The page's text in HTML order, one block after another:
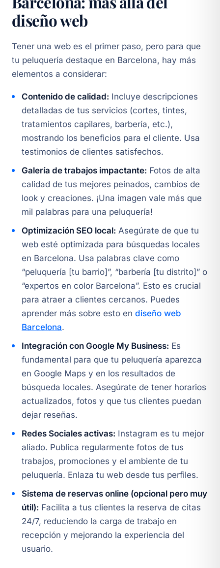
diseño web
Tener una web es el primer paso, pero para que
tu peluquería destaque en Barcelona, hay más
elementos a considerar:
Contenido de calidad: Incluye descripciones
detalladas de tus servicios (cortes, tintes,
tratamientos capilares, barbería, etc.),
mostrando los beneficios para el cliente. Usa
testimonios de clientes satisfechos.
Galería de trabajos impactante: Fotos de alta
calidad de tus mejores peinados, cambios de
look y creaciones. ¡Una imagen vale más que
mil palabras para una peluquería!
Optimización SEO local: Asegúrate de que tu
web esté optimizada para búsquedas locales
en Barcelona. Usa palabras clave como
“peluquería [tu barrio]”, “barbería [tu distrito]” o
“expertos en color Barcelona”. Esto es crucial
para atraer a clientes cercanos. Puedes
aprender más sobre esto en diseño web
Barcelona.
Integración con Google My Business: Es
fundamental para que tu peluquería aparezca
en Google Maps y en los resultados de
búsqueda locales. Asegúrate de tener horarios
actualizados, fotos y que tus clientes puedan
dejar reseñas.
Redes Sociales activas: Instagram es tu mejor
aliado. Publica regularmente fotos de tus
trabajos, promociones y el ambiente de tu
peluquería. Enlaza tu web desde tus perfiles.
Sistema de reservas online (opcional pero muy
útil): Facilita a tus clientes la reserva de citas
24/7, reduciendo la carga de trabajo en
recepción y mejorando la experiencia del
usuario.